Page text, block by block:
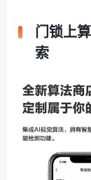
门锁上
索